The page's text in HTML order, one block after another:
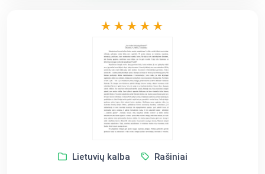
Lietuvių kalba Rašiniai